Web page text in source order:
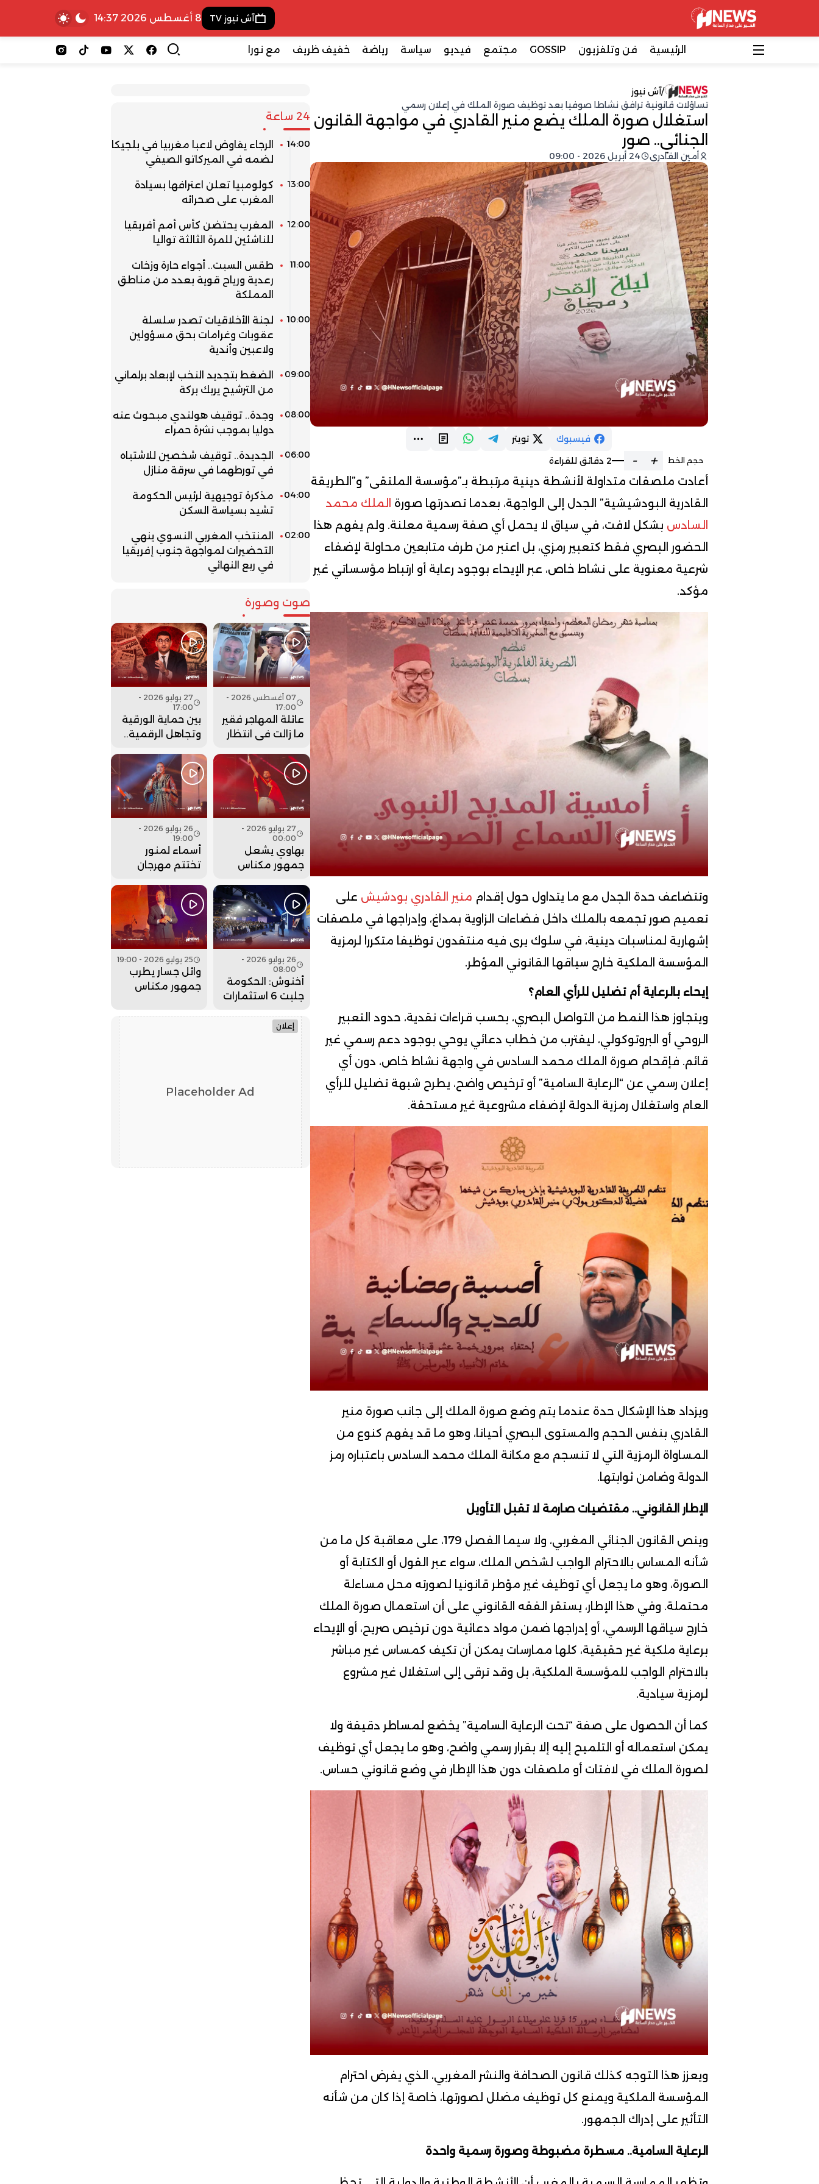
آش نيوز TV 8 أغسطس 2026 14:37
الرئيسية فن وتلفزيون GOSSIP مجتمع فيديو سياسة رياضة خفيف ظريف مع نورا
/آش نيوز
تساؤلات قانونية ترافق نشاطا صوفيا بعد توظيف صورة الملك في إعلان رسمي
استغلال صورة الملك يضع منير القادري في مواجهة القانون
الجنائي.. صور
أمين القادري 24 أبريل 2026 - 09:00
فيسبوك تويتر
حجم الخط +
- 2 دقائق للقراءة
أعادت ملصقات متداولة لأنشطة دينية مرتبطة بـ”مؤسسة الملتقى” و”الطريقة
القادرية البودشيشية” الجدل إلى الواجهة، بعدما تصدرتها صورة الملك محمد
السادس بشكل لافت، في سياق لا يحمل أي صفة رسمية معلنة. ولم يفهم هذا
الحضور البصري فقط كتعبير رمزي، بل اعتبر من طرف متابعين محاولة لإضفاء
شرعية معنوية على نشاط خاص، عبر الإيحاء بوجود رعاية أو ارتباط مؤسساتي غير
مؤكد.
وتتضاعف حدة الجدل مع ما يتداول حول إقدام منير القادري بودشيش على
تعميم صور تجمعه بالملك داخل فضاءات الزاوية بمداغ، وإدراجها في ملصقات
إشهارية لمناسبات دينية، في سلوك يرى فيه منتقدون توظيفا متكررا لرمزية
المؤسسة الملكية خارج سياقها القانوني المؤطر.
إيحاء بالرعاية أم تضليل للرأي العام؟
ويتجاوز هذا النمط من التواصل البصري، بحسب قراءات نقدية، حدود التعبير
الروحي أو البروتوكولي، ليقترب من خطاب دعائي يوحي بوجود دعم رسمي غير
قائم. فإقحام صورة الملك محمد السادس في واجهة نشاط خاص، دون أي
إعلان رسمي عن “الرعاية السامية” أو ترخيص واضح، يطرح شبهة تضليل للرأي
العام واستغلال رمزية الدولة لإضفاء مشروعية غير مستحقة.
ويزداد هذا الإشكال حدة عندما يتم وضع صورة الملك إلى جانب صورة منير
القادري بنفس الحجم والمستوى البصري أحيانا، وهو ما قد يفهم كنوع من
المساواة الرمزية التي لا تنسجم مع مكانة الملك محمد السادس باعتباره رمز
الدولة وضامن ثوابتها.
الإطار القانوني.. مقتضيات صارمة لا تقبل التأويل
وينص القانون الجنائي المغربي، ولا سيما الفصل 179، على معاقبة كل ما من
شأنه المساس بالاحترام الواجب لشخص الملك، سواء عبر القول أو الكتابة أو
الصورة، وهو ما يجعل أي توظيف غير مؤطر قانونيا لصورته محل مساءلة
محتملة. وفي هذا الإطار، يستقر الفقه القانوني على أن استعمال صورة الملك
خارج سياقها الرسمي، أو إدراجها ضمن مواد دعائية دون ترخيص صريح، أو الإيحاء
برعاية ملكية غير حقيقية، كلها ممارسات يمكن أن تكيف كمساس غير مباشر
بالاحترام الواجب للمؤسسة الملكية، بل وقد ترقى إلى استغلال غير مشروع
لرمزية سيادية.
كما أن الحصول على صفة “تحت الرعاية السامية” يخضع لمساطر دقيقة ولا
يمكن استعماله أو التلميح إليه إلا بقرار رسمي واضح، وهو ما يجعل أي توظيف
لصورة الملك في لافتات أو ملصقات دون هذا الإطار في وضع قانوني حساس.
ويعزز هذا التوجه كذلك قانون الصحافة والنشر المغربي، الذي يفرض احترام
المؤسسة الملكية ويمنع كل توظيف مضلل لصورتها، خاصة إذا كان من شأنه
التأثير على إدراك الجمهور.
الرعاية السامية.. مسطرة مضبوطة وصورة رسمية واحدة
24 ساعة
14:00
الرجاء يفاوض لاعبا مغربيا في بلجيكا
لضمه في الميركاتو الصيفي
13:00
كولومبيا تعلن اعترافها بسيادة
المغرب على صحرائه
12:00
المغرب يحتضن كأس أمم أفريقيا
للناشئين للمرة الثالثة تواليا
11:00
طقس السبت.. أجواء حارة وزخات
رعدية ورياح قوية بعدد من مناطق
المملكة
10:00
لجنة الأخلاقيات تصدر سلسلة
عقوبات وغرامات بحق مسؤولين
ولاعبين وأندية
09:00
الضغط بتجديد النخب لإبعاد برلماني
من الترشيح يربك بركة
08:00
وجدة.. توقيف هولندي مبحوث عنه
دوليا بموجب نشرة حمراء
06:00
الجديدة.. توقيف شخصين للاشتباه
في تورطهما في سرقة منازل
04:00
مذكرة توجيهية لرئيس الحكومة
تشيد بسياسة السكن
02:00
المنتخب المغربي النسوي ينهي
التحضيرات لمواجهة جنوب إفريقيا
في ربع النهائي
صوت وصورة
07 أغسطس 2026 -
17:00
عائلة المهاجر فقير
ما زالت في انتظار
فيديو
27 يوليو 2026 -
17:00
بين حماية الورقية
وتجاهل الرقمية..
بنسعيد عقارب
الساعة إلى الوراء؟
27 يوليو 2026 -
00:00
بهاوي يشعل
جمهور مكناس
عيساوة.. فيديو
26 يوليو 2026 -
19:00
أسماء لمنور
تختتم مهرجان
جماهيري كبير..
فيديو
26 يوليو 2026 -
08:00
أخنوش: الحكومة
جلبت 6 استثمارات
وادي الذهب
25 يوليو 2026 - 19:00
وائل جسار يطرب
جمهور مكناس
فيديو
إعلان
Placeholder Ad